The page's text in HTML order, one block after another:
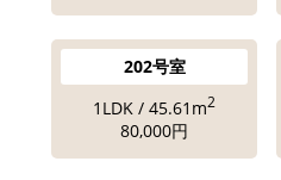
202号室
1LDK / 45.61m2
80,000円